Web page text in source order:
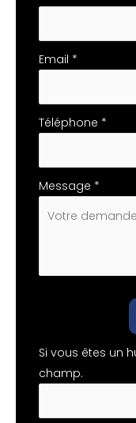
Email *
Téléphone *
Message *
Si vous êtes un
champ.